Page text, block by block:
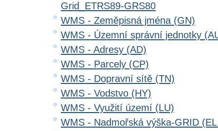
Grid_ETRS89-GRS80
WMS - Zeměpisná jména (GN)
WMS - Územní správní jednotky
WMS - Adresy (AD)
WMS - Parcely (CP)
WMS - Dopravní sítě (TN)
WMS - Vodstvo (HY)
WMS - Využití území (LU)
WMS - Nadmořská výška-GRID